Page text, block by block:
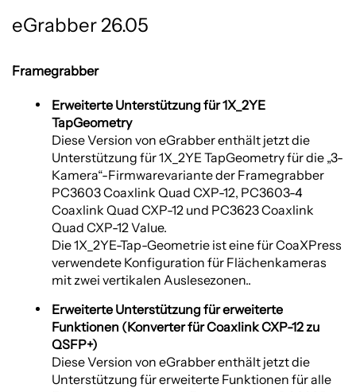
eGrabber 26.05
Framegrabber
Erweiterte Unterstützung für 1X_2YE
TapGeometry
Diese Version von eGrabber enthält jetzt die
Unterstützung für 1X_2YE TapGeometry für die „3-
Kamera“-Firmwarevariante der Framegrabber
PC3603 Coaxlink Quad CXP-12, PC3603-4
Coaxlink Quad CXP-12 und PC3623 Coaxlink
Quad CXP-12 Value.
Die 1X_2YE-Tap-Geometrie ist eine für CoaXPress
verwendete Konfiguration für Flächenkameras
mit zwei vertikalen Auslesezonen..
Erweiterte Unterstützung für erweiterte
Funktionen (Konverter für Coaxlink CXP-12 zu
QSFP+)
Diese Version von eGrabber enthält jetzt die
Unterstützung für erweiterte Funktionen für alle